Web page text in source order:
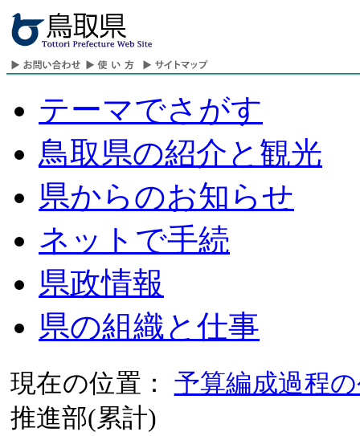
テーマでさがす
鳥取県の紹介と観光
県からのお知らせ
ネットで手続
県政情報
県の組織と仕事
現在の位置： 予算編成過程
推進部(累計)